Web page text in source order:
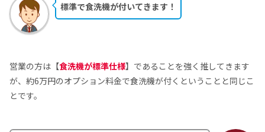
標準で食洗機が付いてきます！
営業の方は【食洗機が標準仕様】であることを強く推してきます
が、約6万円のオプション料金で食洗機が付くということと同じこ
とです。